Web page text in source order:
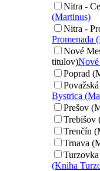
Nitra -
(Martinus)
Nitra -
Promenada
Nové
titulov)
Poprad
Bystrica
Prešov
Trebišov
Trenčín
Trnava
(Kniha